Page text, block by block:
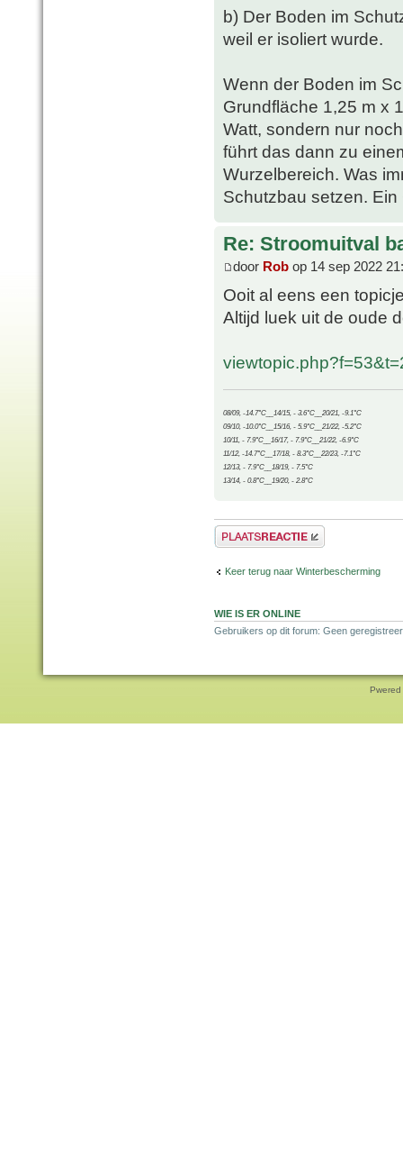
b) Der Boden im
weil er isoliert wurde.
Wenn der Boden im
Grundfläche 1,25 m x
Watt, sondern nur
führt das dann zu
Wurzelbereich. Was
Schutzbau setzen.
Re: Stroomuitval
door Rob op 14 sep 2022
Ooit al eens een
Altijd luek uit de oude
08/09, -14.7°C__14/15, - 3.6°C__20/21, -9.1°C
09/10, -10.0°C__15/16, - 5.9°C__21/22, -5.2°C
10/11, - 7.9°C__16/17, - 7.9°C__21/22, -6.9°C
11/12, -14.7°C__17/18, - 8.3°C__22/23, -7.1°C
12/13, - 7.9°C__18/19, - 7.5°C
13/14, - 0.8°C__19/20, - 2.8°C
Plaats een reactie
Keer terug naar Winterbescherming
WIE IS ER ONLINE
Gebruikers op dit forum: Geen